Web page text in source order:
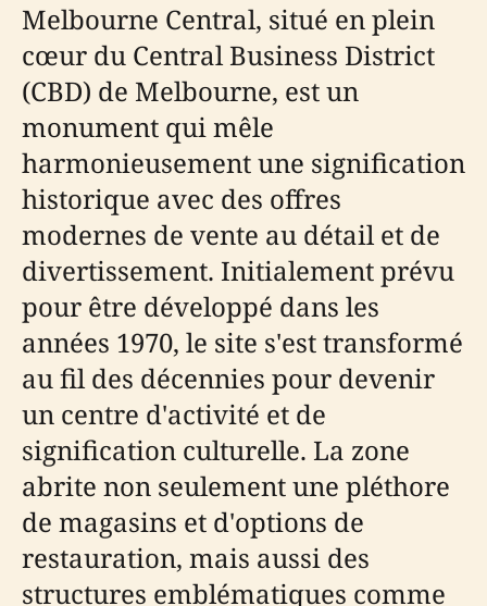
Melbourne Central, situé en plein
cœur du Central Business District
(CBD) de Melbourne, est un
monument qui mêle
harmonieusement une signification
historique avec des offres
modernes de vente au détail et de
divertissement. Initialement prévu
pour être développé dans les
années 1970, le site s'est transformé
au fil des décennies pour devenir
un centre d'activité et de
signification culturelle. La zone
abrite non seulement une pléthore
de magasins et d'options de
restauration, mais aussi des
structures emblématiques comme